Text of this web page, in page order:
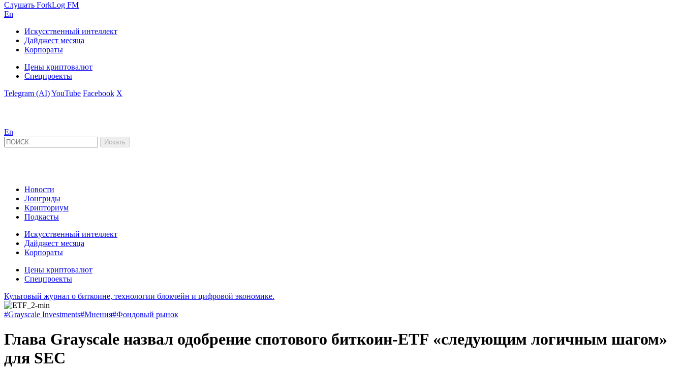
Слушать ForkLog FM
En
Искусственный интеллект
Дайджест месяца
Корпораты
Цены криптовалют
Спецпроекты
Telegram (AI)YouTube Facebook X
En
Новости
Лонгриды
Крипториум
Подкасты
Искусственный интеллект
Дайджест месяца
Корпораты
Цены криптовалют
Спецпроекты
Культовый журнал о биткоине, технологии блокчейн и цифровой экономике.
#Grayscale Investments#Мнения#Фондовый рынок
Глава Grayscale назвал одобрение спотового биткоин-ETF «следующим логичным шагом»
для SEC